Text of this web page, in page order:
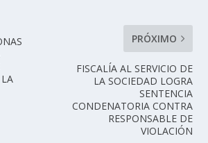
PRÓXIMO
FISCALÍA AL SERVICIO DE
LA SOCIEDAD LOGRA
SENTENCIA
CONDENATORIA CONTRA
RESPONSABLE DE
VIOLACIÓN